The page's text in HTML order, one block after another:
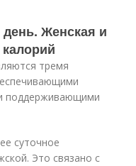
Женская и
тремя
поддерживающими
суточное
Это связано с